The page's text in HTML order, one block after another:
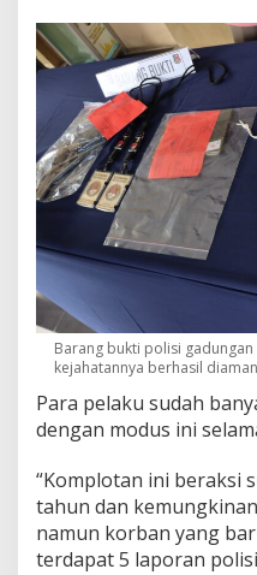
Barang bukti polisi
kejahatannya berhasil
Para pelaku sudah
dengan modus ini
“Komplotan ini beraksi
tahun dan
namun korban yang
terdapat 5 laporan